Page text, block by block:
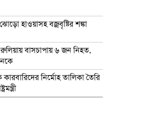
হাওয়াসহ বজ্রবৃষ্টির শঙ্কা
বাসচাপায় ৬ জন নিহত,
কারবারিদের নির্মোহ তালিকা তৈরি